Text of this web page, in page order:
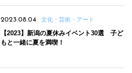
2023.08.04 文化・芸術・アート
【2023】新潟の夏休みイベント30選 子ど
もと一緒に夏を満喫！